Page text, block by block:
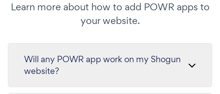
Learn more about how to add POWR apps to
your website.
Will any POWR app work on my Shogun
website?